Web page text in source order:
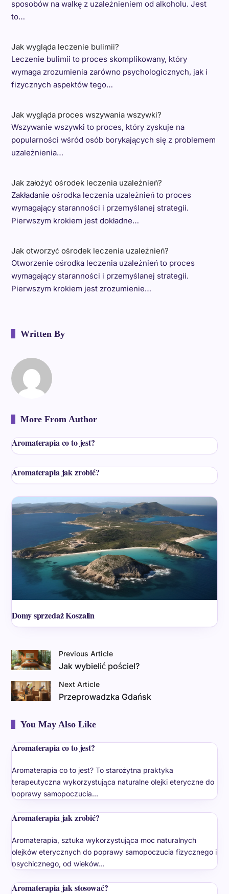
sposobów na walkę z uzależnieniem od alkoholu. Jest
to…
Jak wygląda leczenie bulimii?
Leczenie bulimii to proces skomplikowany, który
wymaga zrozumienia zarówno psychologicznych, jak i
fizycznych aspektów tego…
Jak wygląda proces wszywania wszywki?
Wszywanie wszywki to proces, który zyskuje na
popularności wśród osób borykających się z problemem
uzależnienia…
Jak założyć ośrodek leczenia uzależnień?
Zakładanie ośrodka leczenia uzależnień to proces
wymagający staranności i przemyślanej strategii.
Pierwszym krokiem jest dokładne…
Jak otworzyć ośrodek leczenia uzależnień?
Otworzenie ośrodka leczenia uzależnień to proces
wymagający staranności i przemyślanej strategii.
Pierwszym krokiem jest zrozumienie…
Written By
More From Author
Aromaterapia co to jest?
Aromaterapia jak zrobić?
Domy sprzedaż Koszalin
Previous Article
Jak wybielić pościel?
Next Article
Przeprowadzka Gdańsk
You May Also Like
Aromaterapia co to jest?
Aromaterapia co to jest? To starożytna praktyka
terapeutyczna wykorzystująca naturalne olejki eteryczne do
poprawy samopoczucia…
Aromaterapia jak zrobić?
Aromaterapia, sztuka wykorzystująca moc naturalnych
olejków eterycznych do poprawy samopoczucia fizycznego i
psychicznego, od wieków…
Aromaterapia jak stosować?